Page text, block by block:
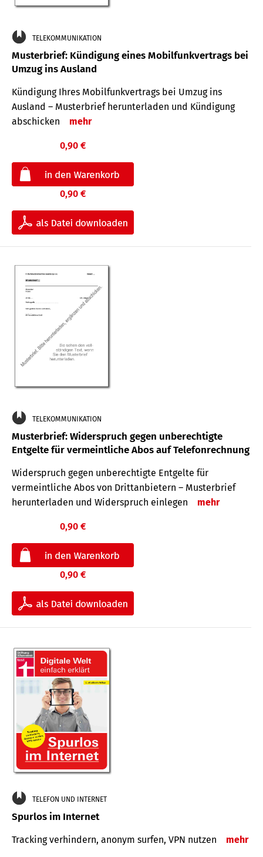
TELEKOMMUNIKATION
Musterbrief: Kündigung eines Mobilfunkvertrags bei
Umzug ins Ausland
Kündigung Ihres Mobilfunkvertrags bei Umzug ins
Ausland – Musterbrief herunterladen und Kündigung
abschicken
mehr
0,90 €
0,90 €
TELEKOMMUNIKATION
Musterbrief: Widerspruch gegen unberechtigte
Entgelte für vermeintliche Abos auf Telefonrechnung
Widerspruch gegen unberechtigte Entgelte für
vermeintliche Abos von Drittanbietern – Musterbrief
herunterladen und Widerspruch einlegen
mehr
0,90 €
0,90 €
TELEFON UND INTERNET
Spurlos im Internet
Tracking verhindern, anonym surfen, VPN nutzen mehr